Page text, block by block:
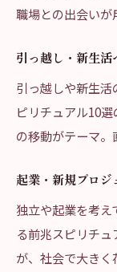
職場との出会いが
引っ越し・新生活
引っ越しや新生
ピリチュアル10選
の移動がテーマ。
起業・新規プロジ
独立や起業を考
る前兆スピリチュ
が、社会で大き